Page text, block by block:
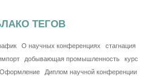
ТЕГОВ
О научных конференциях
стагнация
добывающая промышленность
курс
Оформление
Диплом научной конференции